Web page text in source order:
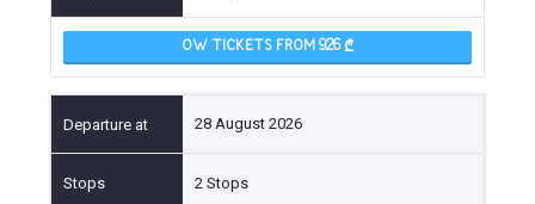
OW TICKETS FROM 926
28 August 2026
2 Stops